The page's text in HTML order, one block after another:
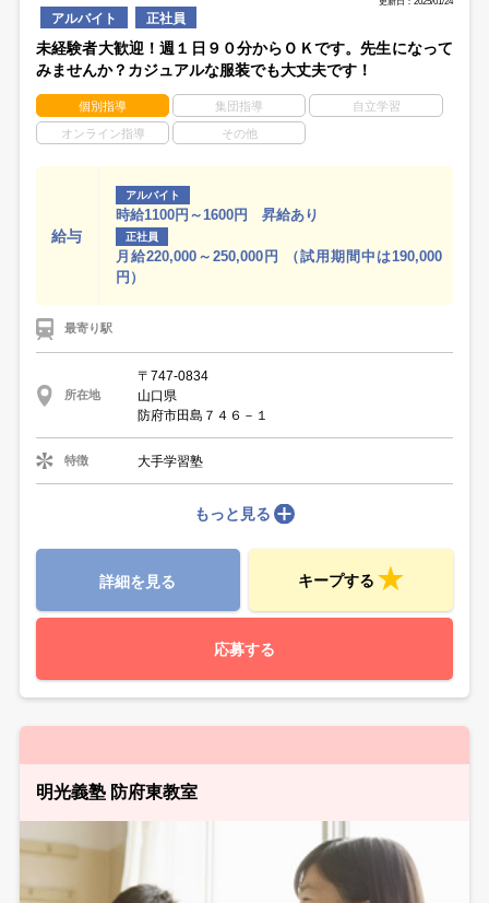
アルバイト 正社員
未経験者大歓迎！週１日９０分からＯＫです。先生になって
みませんか？カジュアルな服装でも大丈夫です！
個別指導 集団指導 自立学習
オンライン指導 その他
給与
アルバイト
時給1100円～1600円 昇給あり
正社員
月給220,000～250,000円 （試用期間中は190,000
円）
最寄り駅
所在地
〒747-0834
山口県
防府市田島７４６－１
特徴 大手学習塾
もっと見る
詳細を見る キープする
応募する
明光義塾 防府東教室